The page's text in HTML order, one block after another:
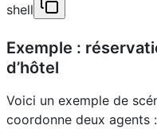
shell
Exemple :
d’hôtel
Voici un exemple de
coordonne deux agents